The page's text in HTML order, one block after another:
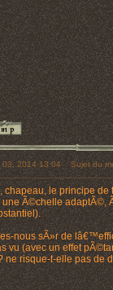
03, 2014 13:04 Sujet du
chapeau, le principe
Ã©chelle adaptÃ©,
nous sÃ»r de
vu (avec un effet
ne risque-t-elle pas de